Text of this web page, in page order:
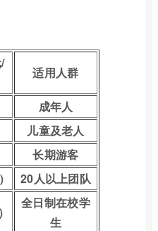
适用人群
成年人
儿童及老人
长期游客
20人以上团队
全日制在校学
生